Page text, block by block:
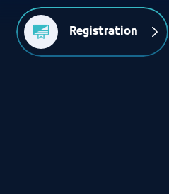
Registration